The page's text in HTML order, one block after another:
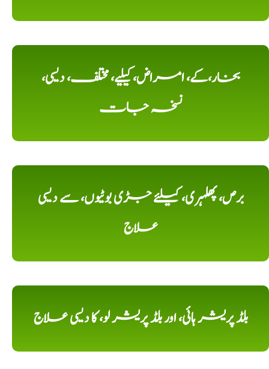
بخار،کے، امراض، کیلیے، مختلف، دیسی،
نسخہ جات
برص، پھلہری، کیلئے جڑی بوٹیوں، سے دیسی
علاج
بلڈ پریشر ہائی، اور بلڈ پریشر لو، کا دیسی علاج